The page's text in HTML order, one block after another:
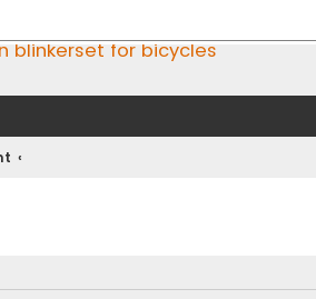
blinkerset for bicycles